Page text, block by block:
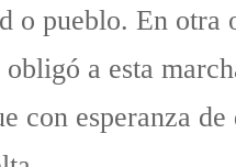
o pueblo. En otra
a esta
con esperanza de